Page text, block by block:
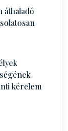
áthaladó
kérelem